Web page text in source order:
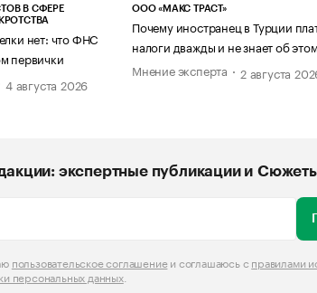
В СФЕРЕ
нет: что ФНС
первички
4 августа 2026
ООО «МАКС ТРАСТ»
Почему иностранец в Турции
налоги дважды и не знает об этом
Мнение эксперта
2 августа
экспертные публикации и
пользовательское соглашениеи соглашаюсь с правилами
персональных данных.